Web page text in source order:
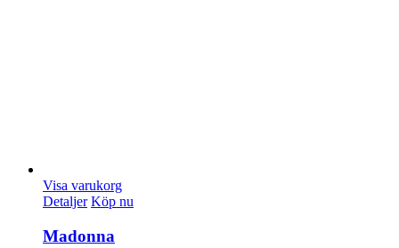
Visa varukorg
Detaljer Köp nu
Madonna